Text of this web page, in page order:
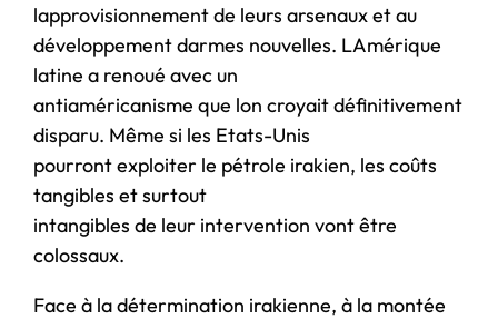
lapprovisionnement de leurs arsenaux et au
développement darmes nouvelles. LAmérique
latine a renoué avec un
antiaméricanisme que lon croyait définitivement
disparu. Même si les Etats-Unis
pourront exploiter le pétrole irakien, les coûts
tangibles et surtout
intangibles de leur intervention vont être
colossaux.
Face à la détermination irakienne, à la montée